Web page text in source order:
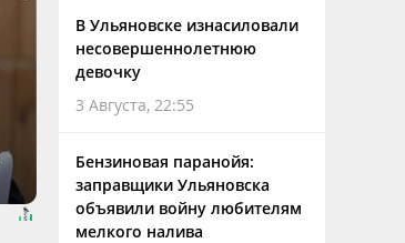
В Ульяновске изнасиловали
несовершеннолетнюю
девочку
3 Августа, 22:55
Бензиновая паранойя:
заправщики Ульяновска
объявили войну любителям
мелкого налива